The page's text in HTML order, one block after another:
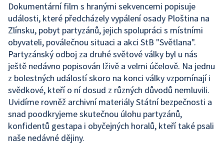
Dokumentární film s hranými sekvencemi popisuje
události, které předcházely vypálení osady Ploština na
Zlínsku, pobyt partyzánů, jejich spolupráci s místními
obyvateli, poválečnou situaci a akci StB "Světlana".
Partyzánský odboj za druhé světové války byl u nás
ještě nedávno popisován lživě a velmi účelově. Na jednu
z bolestných událostí skoro na konci války vzpomínají i
svědkové, kteří o ní dosud z různých důvodů nemluvili.
Uvidíme rovněž archivní materiály Státní bezpečnosti a
snad poodkryjeme skutečnou úlohu partyzánů,
konfidentů gestapa i obyčejných horalů, kteří také psali
naše nedávné dějiny.